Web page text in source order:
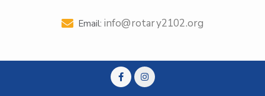
Email: info@rotary2102.org